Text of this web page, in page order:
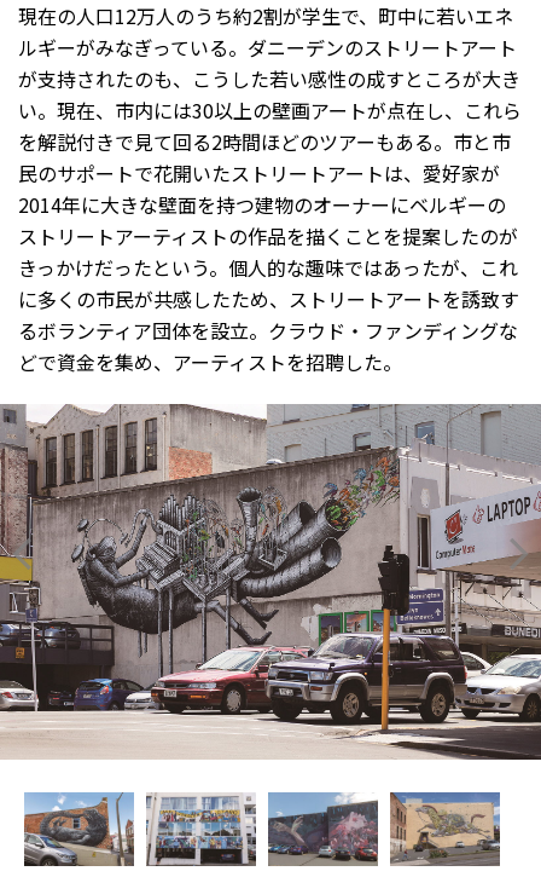
現在の人口12万人のうち約2割が学生で、町中に若いエネ
ルギーがみなぎっている。ダニーデンのストリートアート
が支持されたのも、こうした若い感性の成すところが大き
い。現在、市内には30以上の壁画アートが点在し、これら
を解説付きで見て回る2時間ほどのツアーもある。市と市
民のサポートで花開いたストリートアートは、愛好家が
2014年に大きな壁面を持つ建物のオーナーにベルギーの
ストリートアーティストの作品を描くことを提案したのが
きっかけだったという。個人的な趣味ではあったが、これ
に多くの市民が共感したため、ストリートアートを誘致す
るボランティア団体を設立。クラウド・ファンディングな
どで資金を集め、アーティストを招聘した。